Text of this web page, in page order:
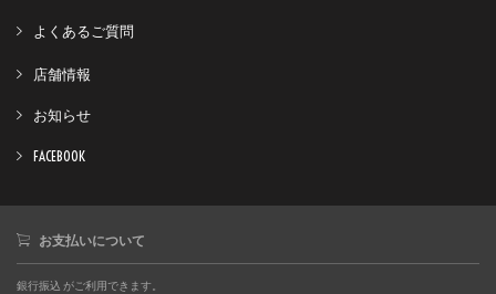
よくあるご質問
店舗情報
お知らせ
FACEBOOK
お支払いについて
銀行振込 がご利用できます。